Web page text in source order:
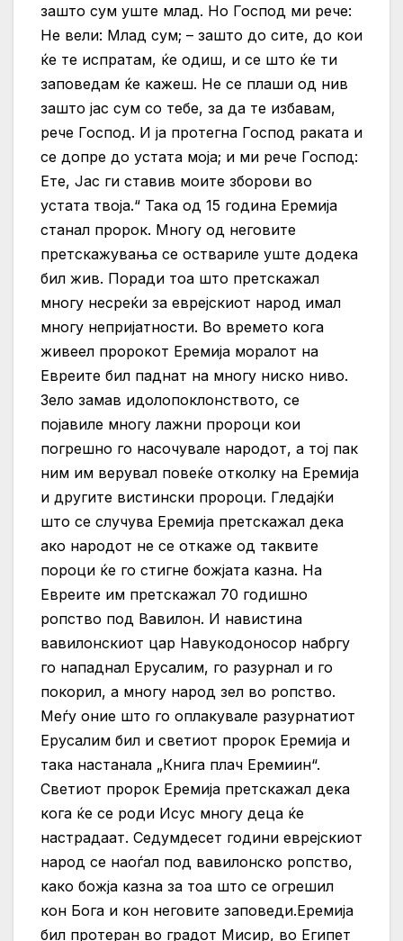
зашто сум уште млад. Но Господ ми рече:
Не вели: Млад сум; – зашто до сите, до кои
ќе те испратам, ќе одиш, и се што ќе ти
заповедам ќе кажеш. Не се плаши од нив
зашто јас сум со тебе, за да те избавам,
рече Господ. И ја протегна Господ раката и
се допре до устата моја; и ми рече Господ:
Ете, Јас ги ставив моите зборови во
устата твоја.“ Така од 15 година Еремија
станал пророк. Многу од неговите
претскажувања се оствариле уште додека
бил жив. Поради тоа што претскажал
многу несреќи за еврејскиот народ имал
многу непријатности. Во времето кога
живеел пророкот Еремија моралот на
Евреите бил паднат на многу ниско ниво.
Зело замав идолопоклонството, се
појавиле многу лажни пророци кои
погрешно го насочувале народот, а тој пак
ним им верувал повеќе отколку на Еремија
и другите вистински пророци. Гледајќи
што се случува Еремија претскажал дека
ако народот не се откаже од таквите
пороци ќе го стигне божјата казна. На
Евреите им претскажал 70 годишно
ропство под Вавилон. И навистина
вавилонскиот цар Навукодоносор набргу
го нападнал Ерусалим, го разурнал и го
покорил, а многу народ зел во ропство.
Меѓу оние што го оплакувале разурнатиот
Ерусалим бил и светиот пророк Еремија и
така настанала „Книга плач Еремиин“.
Светиот пророк Еремија претскажал дека
кога ќе се роди Исус многу деца ќе
настрадаат. Седумдесет години еврејскиот
народ се наоѓал под вавилонско ропство,
како божја казна за тоа што се огрешил
кон Бога и кон неговите заповеди.Еремија
бил протеран во градот Мисир, во Египет